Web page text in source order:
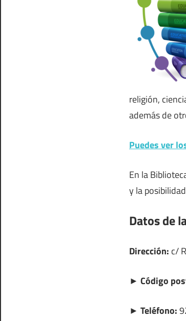
religión,
además de
Puedes ver
En la
y la
Datos de
Dirección: c/
► Código
► Teléfono: